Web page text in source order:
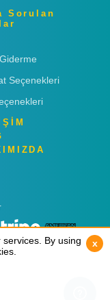
Sorulan
Seçenekleri
By using
x
By using
x